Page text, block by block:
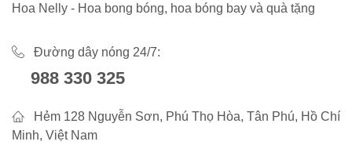
Hoa Nelly - Hoa bong bóng, hoa bóng bay và quà tặng
Đường dây nóng 24/7:
988 330 325
Hẻm 128 Nguyễn Sơn, Phú Thọ Hòa, Tân Phú, Hồ Chí
Minh, Việt Nam